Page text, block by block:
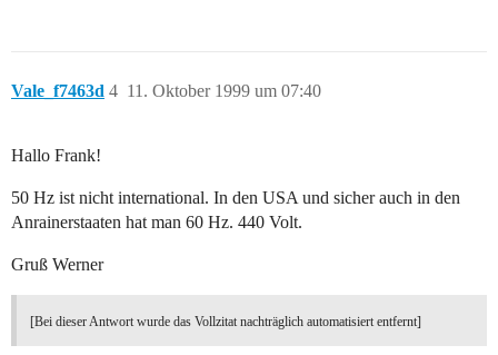
Vale_f7463d 11. Oktober 1999 um 07:40
4
Hallo Frank!
50 Hz ist nicht international. In den USA und sicher auch in den
Anrainerstaaten hat man 60 Hz. 440 Volt.
Gruß Werner
[Bei dieser Antwort wurde das Vollzitat nachträglich automatisiert entfernt]